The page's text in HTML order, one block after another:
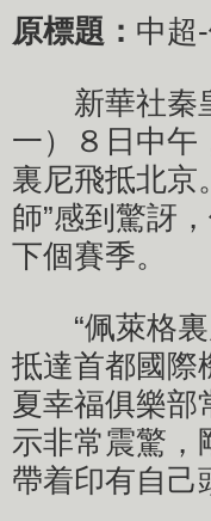
原標題： 中超
新華社秦皇
一）８日中午
裏尼飛抵北京
師”感到驚訝
下個賽季。
“佩萊格裏
抵達首都國際
夏幸福俱樂部
示非常震驚，
帶着印有自己